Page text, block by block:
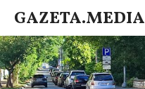
GAZETA.MEDIA